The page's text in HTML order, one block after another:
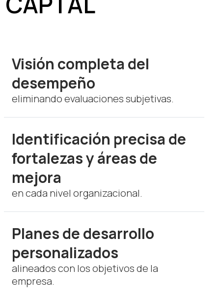
Visión completa del
desempeño
eliminando evaluaciones subjetivas.
Identificación precisa de
fortalezas y áreas de
mejora
en cada nivel organizacional.
Planes de desarrollo
personalizados
alineados con los objetivos de la
empresa.